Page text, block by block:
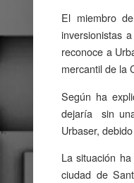
El miembro
inversionistas
reconoce a
mercantil de la
Según ha
dejaría sin
Urbaser,
La situación
ciudad de